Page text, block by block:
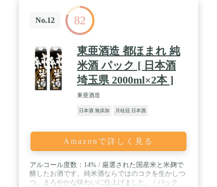
No.12 82
東亜酒造 都ほまれ 純
米酒 パック [ 日本酒
埼玉県 2000ml×2本 ]
東亜酒造
日本酒 無添加 月桂冠 日本酒
Amazonで詳しく見る
アルコール度数：14% / 厳選された国産米と米麹で
醸したお酒です。純米酒ならではのコクを生かしつ
つ、まろやかな味わいに仕上げました。 / パック